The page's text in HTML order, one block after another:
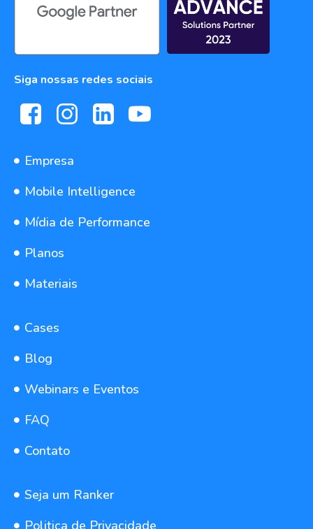
Siga nossas redes sociais
Empresa
Mobile Intelligence
Mídia de Performance
Planos
Materiais
Cases
Blog
Webinars e Eventos
FAQ
Contato
Seja um Ranker
Politica de Privacidade